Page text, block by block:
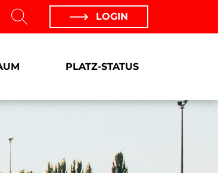
LOGIN
PLATZ-STATUS